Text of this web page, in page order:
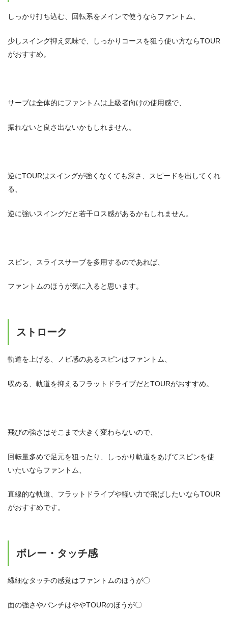
しっかり打ち込む、回転系をメインで使うならファントム、
少しスイング抑え気味で、しっかりコースを狙う使い方ならTOUR
がおすすめ。
サーブは全体的にファントムは上級者向けの使用感で、
振れないと良さ出ないかもしれません。
逆にTOURはスイングが強くなくても深さ、スピードを出してくれ
る、
逆に強いスイングだと若干ロス感があるかもしれません。
スピン、スライスサーブを多用するのであれば、
ファントムのほうが気に入ると思います。
ストローク
軌道を上げる、ノビ感のあるスピンはファントム、
収める、軌道を抑えるフラットドライブだとTOURがおすすめ。
飛びの強さはそこまで大きく変わらないので、
回転量多めで足元を狙ったり、しっかり軌道をあげてスピンを使
いたいならファントム、
直線的な軌道、フラットドライブや軽い力で飛ばしたいならTOUR
がおすすめです。
ボレー・タッチ感
繊細なタッチの感覚はファントムのほうが〇
面の強さやパンチはややTOURのほうが〇